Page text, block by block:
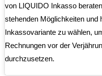
von LIQUIDO Inkasso
stehenden Möglichkeiten und
Inkassovariante zu wählen,
Rechnungen vor der
durchzusetzen.